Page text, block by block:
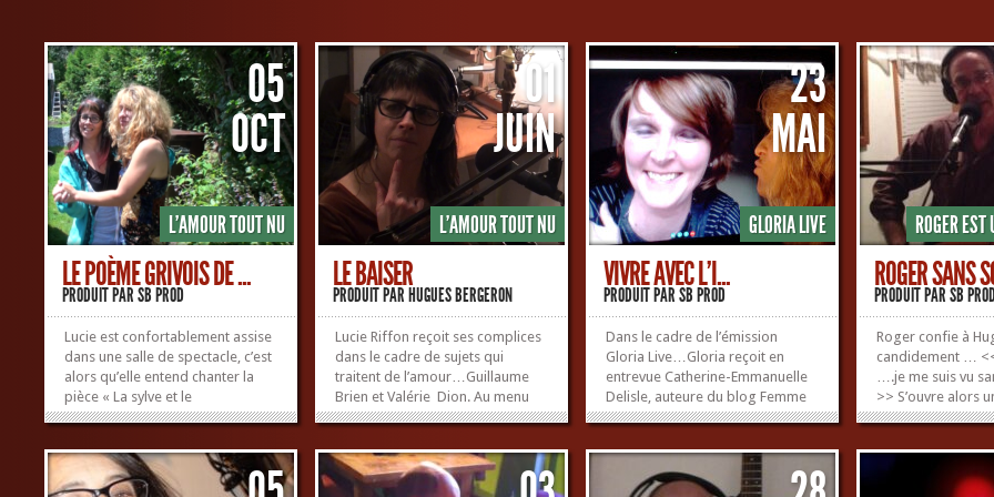
L'AMOUR TOUT NU
OCT
05
LE POÈME GRIVOIS DE ...
PRODUIT PARSB PROD
Lucie est confortablement assise
dans une salle de spectacle, c’est
alors qu’elle entend chanter la
pièce « La sylve et le
promeneur ». Ce fut d’abord un
plus tôt . Gloria Duchesneau ne
se doutait pas à l’époque, qu’elle
L'AMOUR TOUT NU
JUIN
01
LE BAISER
PRODUIT PARHUGUES BERGERON
Lucie Riffon reçoit ses complices
dans le cadre de sujets qui
traitent de l’amour…Guillaume
Brien et Valérie Dion. Au menu
: ¨Le Baiser¨…. Baiser salé,
langue, les dents; baiser cochon,
sensuel, maladroit, coulant, plein
GLORIA LIVE
MAI
23
VIVRE AVEC L’I...
PRODUIT PARSB PROD
Dans le cadre de l’émission
Gloria Live…Gloria reçoit en
entrevue Catherine-Emmanuelle
Delisle, auteure du blog Femme
sans enfant Catherine-
jamais maman. Pour apprivoiser
son chagrin, elle a créé une
ROGER
ROGER SANS
PRODUIT PARSB
Roger confie à
candidement …
….je me suis vu
>> S’ouvre alors
surprenante à
…. Bonne